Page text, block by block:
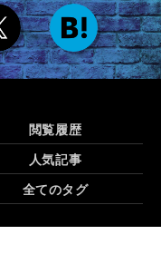
閲覧履歴
人気記事
全てのタグ